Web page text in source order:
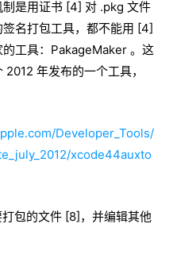
是用证书 [4] 对 .pkg 文件
名打包工具，都不能用 [4]
工具：PakageMaker 。这
年发布的一个工具，
Developer_Tools/
xcode44auxto
包的文件 [8]，并编辑其他